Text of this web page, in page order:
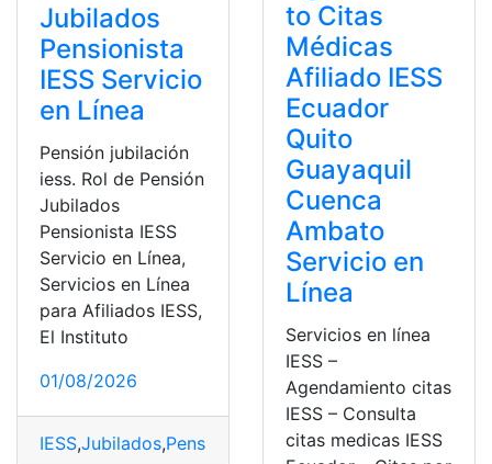
Jubilados
Pensionista
IESS Servicio
en Línea
Pensión jubilación
iess. Rol de Pensión
Jubilados
Pensionista IESS
Servicio en Línea,
Servicios en Línea
para Afiliados IESS,
El Instituto
01/08/2026
IESS,Jubilados,Pensionista
to Citas
Médicas
Afiliado IESS
Ecuador
Quito
Guayaquil
Cuenca
Ambato
Servicio en
Línea
Servicios en línea
IESS –
Agendamiento citas
IESS – Consulta
citas medicas IESS